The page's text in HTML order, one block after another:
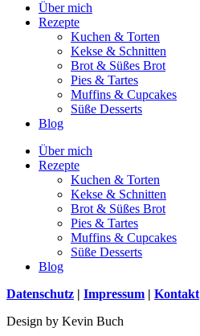
Über mich
Rezepte
Kuchen & Torten
Kekse & Schnitten
Brot & Süßes Brot
Pies & Tartes
Muffins & Cupcakes
Süße Desserts
Blog
Über mich
Rezepte
Kuchen & Torten
Kekse & Schnitten
Brot & Süßes Brot
Pies & Tartes
Muffins & Cupcakes
Süße Desserts
Blog
Datenschutz | Impressum | Kontakt
Design by Kevin Buch